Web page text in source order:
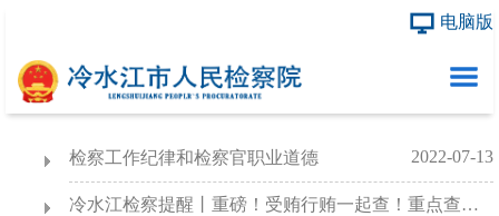
电脑版
本院概况
检察工作纪律和检察官职业道德 2022-07-13
冷水江检察提醒丨重磅！受贿行贿一起查！重点查处这五类行为